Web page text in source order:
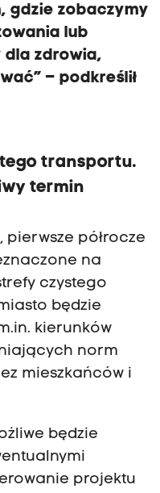
gdzie zobaczymy
lub
dla zdrowia,
– podkreślił
transportu.
termin
półrocze
na
czystego
będzie
kierunków
norm
mieszkańców i
będzie
projektu